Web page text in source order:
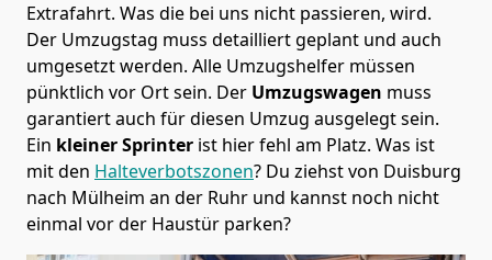
Extrafahrt. Was die bei uns nicht passieren, wird.
Der Umzugstag muss detailliert geplant und auch
umgesetzt werden. Alle Umzugshelfer müssen
pünktlich vor Ort sein. Der Umzugswagen muss
garantiert auch für diesen Umzug ausgelegt sein.
Ein kleiner Sprinter ist hier fehl am Platz. Was ist
mit den Halteverbotszonen? Du ziehst von Duisburg
nach Mülheim an der Ruhr und kannst noch nicht
einmal vor der Haustür parken?